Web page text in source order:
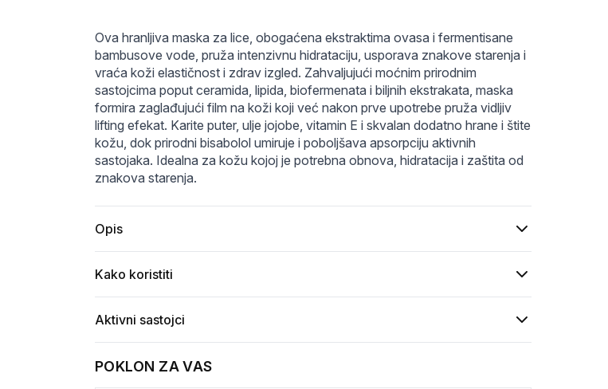
Ova hranljiva maska za lice, obogaćena ekstraktima ovasa i fermentisane
bambusove vode, pruža intenzivnu hidrataciju, usporava znakove starenja i
vraća koži elastičnost i zdrav izgled. Zahvaljujući moćnim prirodnim
sastojcima poput ceramida, lipida, biofermenata i biljnih ekstrakata, maska
formira zaglađujući film na koži koji već nakon prve upotrebe pruža vidljiv
lifting efekat. Karite puter, ulje jojobe, vitamin E i skvalan dodatno hrane i štite
kožu, dok prirodni bisabolol umiruje i poboljšava apsorpciju aktivnih
sastojaka. Idealna za kožu kojoj je potrebna obnova, hidratacija i zaštita od
znakova starenja.
Opis
Kako koristiti
Aktivni sastojci
POKLON ZA VAS